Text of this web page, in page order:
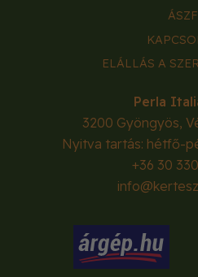
ÁSZF
ELÁLLÁS A
Perla
3200 Gyöngyös,
Nyitva tartás: hétfő-
+36 30